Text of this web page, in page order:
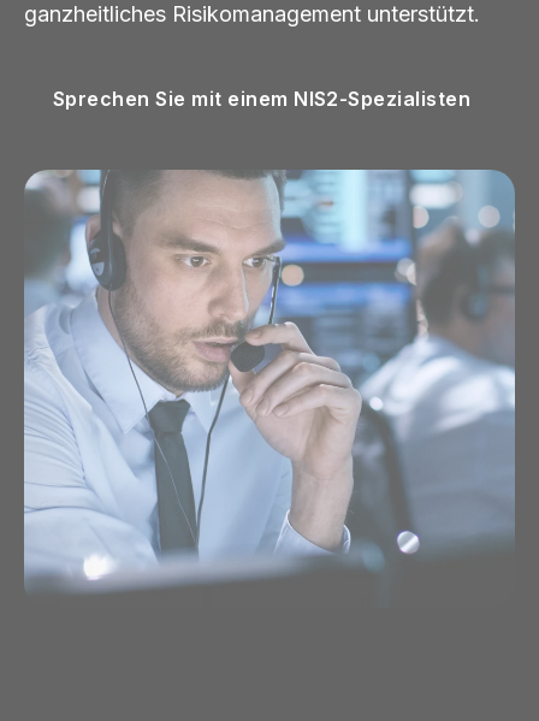
ganzheitliches Risikomanagement unterstützt.
Sprechen Sie mit einem NIS2-Spezialisten